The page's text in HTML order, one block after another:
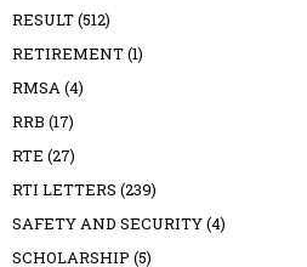
RESULT(512)
RETIREMENT(1)
RMSA(4)
RRB (17)
RTE (27)
RTI LETTERS (239)
SAFETY AND SECURITY(4)
SCHOLARSHIP (5)